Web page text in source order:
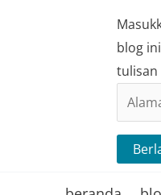
blog
tulisan
Alamat
Surat